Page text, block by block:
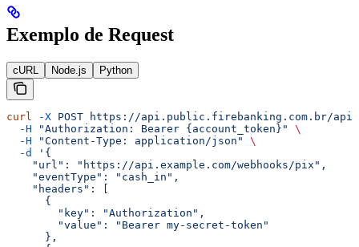
Exemplo de Request
cURL Node.js Python
curl -X POST https://api.public.firebanking.com.br/api/
  -H
"Authorization: Bearer {account_token}"
\
  -H
"Content-Type: application/json"
\
  -d
'{
    "url": "https://api.example.com/webhooks/pix",
    "eventType": "cash_in",
    "headers": [
      {
        "key": "Authorization",
        "value": "Bearer my-secret-token"
      },